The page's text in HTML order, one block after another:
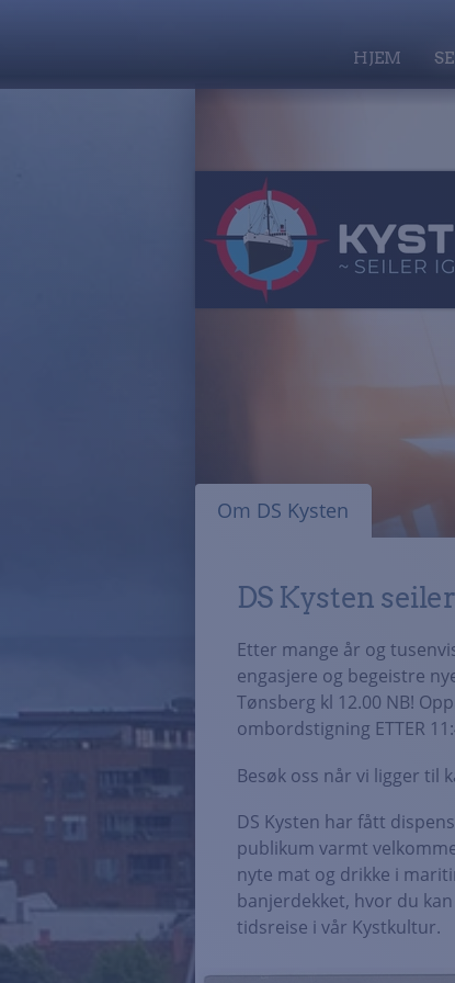
HJEM
Om DS Kysten
DS Kysten
Etter mange år og
engasjere og begeistre
Tønsberg kl 12.00 NB!
ombordstigning ETTER
Besøk oss når vi ligger til
DS Kysten har fått
publikum varmt
nyte mat og drikke i
banjerdekket, hvor du
tidsreise i vår Kystkultur.